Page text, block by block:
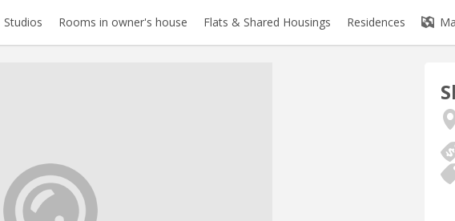
Studios Rooms in owner's house Flats & Shared Housings Residences